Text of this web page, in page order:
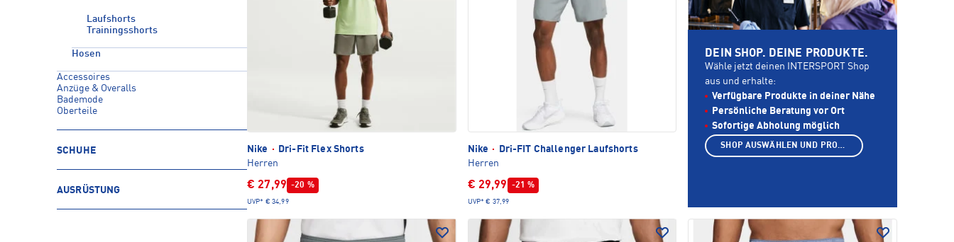
Laufshorts
Trainingsshorts
Hosen
Accessoires
Anzüge & Overalls
Bademode
Oberteile
SCHUHE
AUSRÜSTUNG
Nike ·
Dri-Fit Flex Shorts
Herren
€ 27,99 -20 %
UVP* € 34,99
Nike ·
Dri-FIT Challenger Laufshorts
Herren
€ 29,99 -21 %
UVP* € 37,99
DEIN SHOP. DEINE PRODUKTE.
Wähle jetzt deinen INTERSPORT Shop
aus und erhalte:
Verfügbare Produkte in deiner Nähe
Persönliche Beratung vor Ort
Sofortige Abholung möglich
SHOP AUSWÄHLEN UND PRODUKTE ANZEIGEN